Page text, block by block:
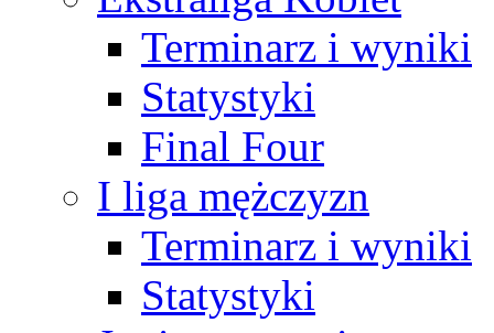
Terminarz i wyniki
Statystyki
Final Four
I liga mężczyzn
Terminarz i wyniki
Statystyki